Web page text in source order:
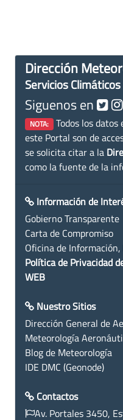
Dirección
Servicios Climáticos
Siguenos en
NOTA: Todos los datos
este Portal son de
se solicita citar a la
como la fuente de la
Información de
Gobierno Transparente
Carta de Compromiso
Oficina de
Política de Privacidad
WEB
Nuestro Sitios
Dirección General de
Meteorología
Blog de Meteorología
IDE DMC (Geonode)
Contactos
Av. Portales 3450,